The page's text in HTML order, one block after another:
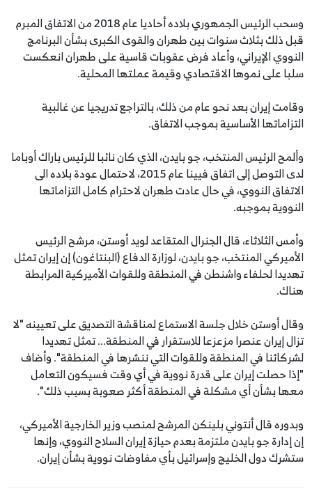
وسحب الرئيس الجمهوري بلاده أحاديا عام 2018 من الاتفاق المبرم
قبل ذلك بثلاث سنوات بين طهران والقوى الكبرى بشأن البرنامج
النووي الإيراني، وأعاد فرض عقوبات قاسية على طهران انعكست
سلبا على نموها الاقتصادي وقيمة عملتها المحلية.
وقامت إيران بعد نحو عام من ذلك، بالتراجع تدريجيا عن غالبية
التزاماتها الأساسية بموجب الاتفاق.
وألمح الرئيس المنتخب، جو بايدن، الذي كان نائبا للرئيس باراك أوباما
لدى التوصل إلى اتفاق فيينا عام 2015، لاحتمال عودة بلاده الى
الاتفاق النووي، في حال عادت طهران لاحترام كامل التزاماتها
النووية بموجبه.
وأمس الثلاثاء، قال الجنرال المتقاعد لويد أوستن، مرشح الرئيس
الأميركي المنتخب، جو بايدن، لوزارة الدفاع (البنتاغون) إن إيران تمثل
تهديدا لحلفاء واشنطن في المنطقة وللقوات الأميركية المرابطة
هناك.
وقال أوستن خلال جلسة الاستماع لمناقشة التصديق على تعيينه "لا
تزال إيران عنصرا مزعزعا للاستقرار في المنطقة... تمثل تهديدا
لشركائنا في المنطقة وللقوات التي ننشرها في المنطقة". وأضاف
"إذا حصلت إيران على قدرة نووية في أي وقت فسيكون التعامل
معها بشأن أي مشكلة في المنطقة أكثر صعوبة بسبب ذلك".
وبدوره قال أنتوني بلينكن المرشح لمنصب وزير الخارجية الأميركي،
إن إدارة جو بايدن ملتزمة بعدم حيازة إيران السلاح النووي، وإنها
ستشرك دول الخليج وإسرائيل بأي مفاوضات نووية بشأن إيران.